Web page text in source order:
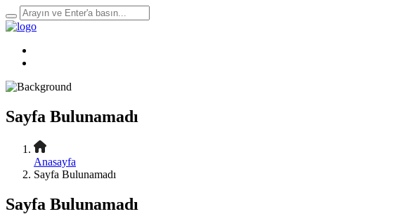
Sayfa Bulunamadı
Anasayfa
Sayfa Bulunamadı
Sayfa Bulunamadı